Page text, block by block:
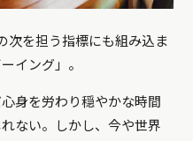
次を担う指標にも組み込ま
イング」。
身を労わり穏やかな時間
ない。しかし、今や世界